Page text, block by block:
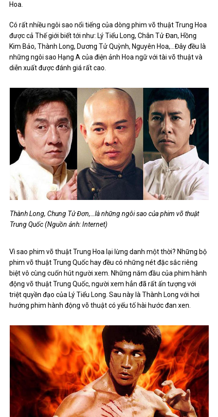
Hoa.
Có rất nhiều ngôi sao nổi tiếng của dòng phim võ thuật Trung Hoa
được cả Thế giới biết tới như: Lý Tiểu Long, Chân Tử Đan, Hồng
Kim Bảo, Thành Long, Dương Tử Quỳnh, Nguyên Hoa,…Đây đều là
những ngôi sao Hạng A của điện ảnh Hoa ngữ với tài võ thuật và
diễn xuất được đánh giá rất cao.
Thành Long, Chung Tử Đơn,…là những ngôi sao của phim võ thuật
Trung Quốc (Nguồn ảnh: Internet)
Vì sao phim võ thuật Trung Hoa lại lừng danh một thời? Những bộ
phim võ thuật Trung Quốc hay đều có những nét đặc sắc riêng
biệt vô cùng cuốn hút người xem. Những năm đầu của phim hành
động võ thuật Trung Quốc, người xem hẳn đã rất ấn tượng với
triệt quyền đạo của Lý Tiểu Long. Sau này là Thành Long với hơi
hướng phim hành động võ thuật có yếu tố hài hước đan xen.